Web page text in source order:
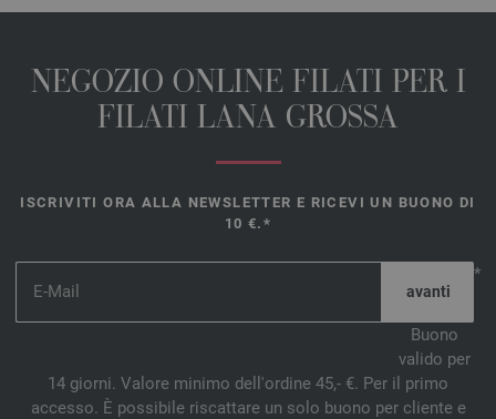
NEGOZIO ONLINE FILATI PER I
FILATI LANA GROSSA
ISCRIVITI ORA ALLA NEWSLETTER E RICEVI UN BUONO DI
10 €.*
*
Buono
valido per
14 giorni. Valore minimo dell'ordine 45,- €. Per il primo
accesso. È possibile riscattare un solo buono per cliente e